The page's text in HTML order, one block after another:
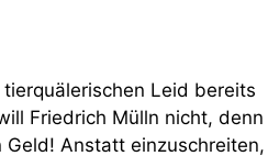
Leid bereits
Friedrich Mülln nicht, denn
Anstatt einzuschreiten,